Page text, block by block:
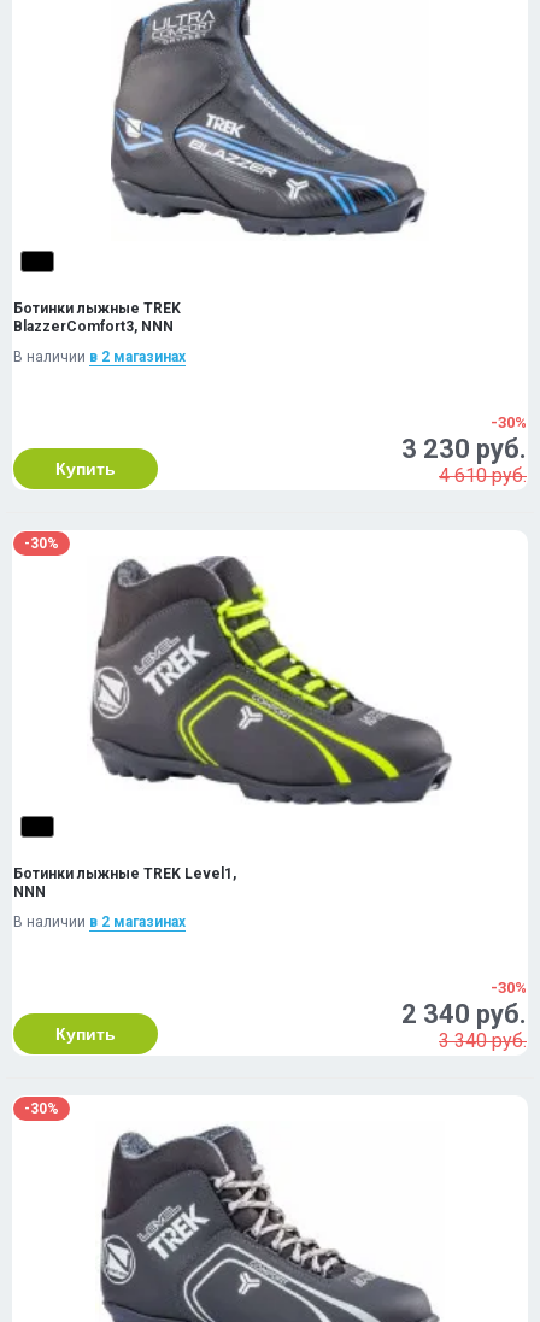
Ботинки лыжные TREK
BlazzerComfort3, NNN
В наличии в 2 магазинах
Купить
-30%
3 230 руб.
4 610 руб.
-30%
Ботинки лыжные TREK Level1,
NNN
В наличии в 2 магазинах
Купить
-30%
2 340 руб.
3 340 руб.
-30%